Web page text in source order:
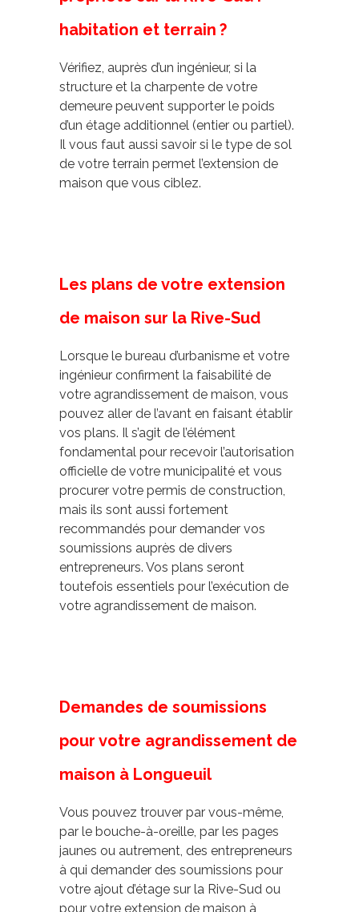
habitation et terrain ?
Vérifiez, auprès d’un ingénieur, si la
structure et la charpente de votre
demeure peuvent supporter le poids
d’un étage additionnel (entier ou partiel).
Il vous faut aussi savoir si le type de sol
de votre terrain permet l’extension de
maison que vous ciblez.
Les plans de votre extension
de maison sur la Rive-Sud
Lorsque le bureau d’urbanisme et votre
ingénieur confirment la faisabilité de
votre agrandissement de maison, vous
pouvez aller de l’avant en faisant établir
vos plans. Il s’agit de l’élément
fondamental pour recevoir l’autorisation
officielle de votre municipalité et vous
procurer votre permis de construction,
mais ils sont aussi fortement
recommandés pour demander vos
soumissions auprès de divers
entrepreneurs. Vos plans seront
toutefois essentiels pour l’exécution de
votre agrandissement de maison.
Demandes de soumissions
pour votre agrandissement de
maison à Longueuil
Vous pouvez trouver par vous-même,
par le bouche-à-oreille, par les pages
jaunes ou autrement, des entrepreneurs
à qui demander des soumissions pour
votre ajout d’étage sur la Rive-Sud ou
pour votre extension de maison à